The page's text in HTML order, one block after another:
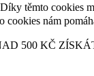
Díky těmto cookies
cookies nám
500 KČ